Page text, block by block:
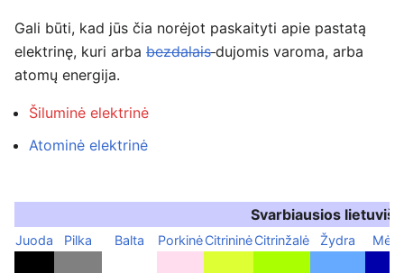
Gali būti, kad jūs čia norėjot paskaityti apie pastatą
elektrinę, kuri arba bezdalais dujomis varoma, arba
atomų energija.
Šiluminė elektrinė
Atominė elektrinė
Svarbiausios
Juoda Pilka Balta PorkinėCitrininėCitrinžalė Žydra